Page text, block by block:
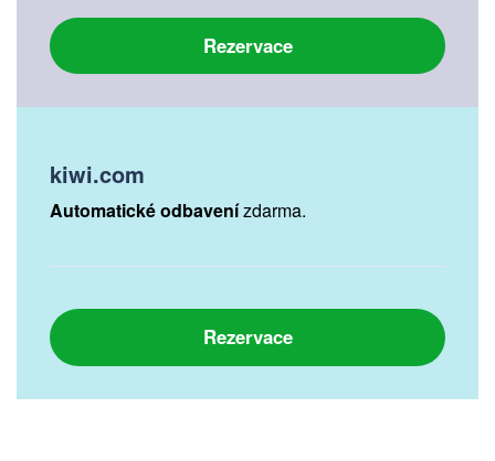
Rezervace
kiwi.com
Automatické odbavenízdarma.
Rezervace